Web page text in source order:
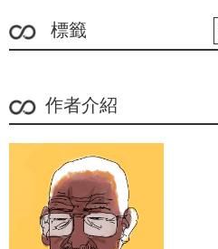
標籤
作者介紹